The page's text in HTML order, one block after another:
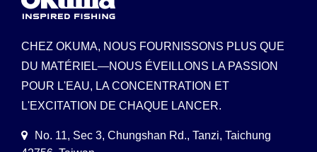
CHEZ OKUMA, NOUS FOURNISSONS PLUS QUE
DU MATÉRIEL—NOUS ÉVEILLONS LA PASSION
POUR L'EAU, LA CONCENTRATION ET
L'EXCITATION DE CHAQUE LANCER.
No. 11, Sec 3, Chungshan Rd., Tanzi, Taichung